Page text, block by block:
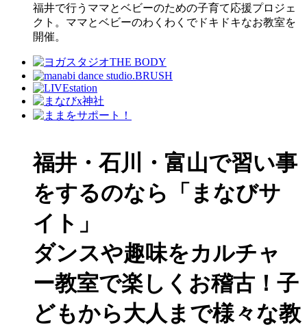
福井で行うママとベビーのための子育て応援プロジェ
クト。ママとベビーのわくわくでドキドキなお教室を
開催。
福井・石川・富山で習い事
をするのなら「まなびサ
イト」
ダンスや趣味をカルチャ
ー教室で楽しくお稽古！子
どもから大人まで様々な教